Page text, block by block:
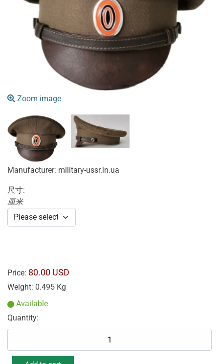
Zoom image
Manufacturer: military-ussr.in.ua
尺寸:
厘米
Price: 80.00 USD
Weight: 0.495 Kg
Available
Quantity: